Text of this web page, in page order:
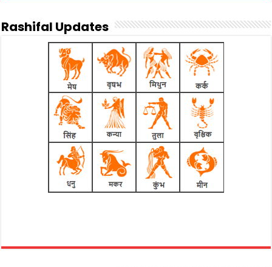
Rashifal Updates